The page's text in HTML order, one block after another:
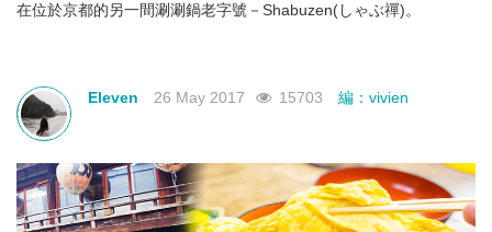
在位於京都的另一間涮涮鍋老字號－Shabuzen(しゃぶ禪)。
Eleven 26 May 2017 15703 編：vivien